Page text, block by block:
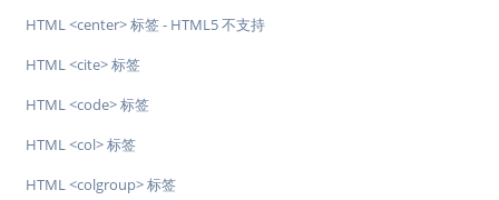
HTML <center> 标签 - HTML5 不支持
HTML <cite> 标签
HTML <code> 标签
HTML <col> 标签
HTML <colgroup> 标签